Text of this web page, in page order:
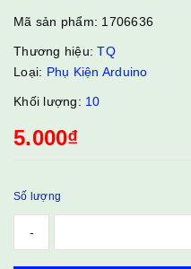
Mã sản phẩm: 1706636
Thương hiệu:TQ
Loại: Phụ Kiện Arduino
Khối lượng: 10
5.000₫
Số lượng
-